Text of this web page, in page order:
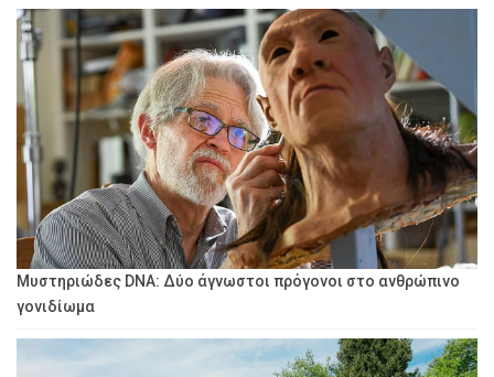
Μυστηριώδες DNA: Δύο άγνωστοι πρόγονοι στο ανθρώπινο
γονιδίωμα